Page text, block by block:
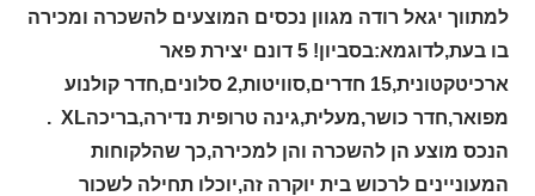
למתווך יגאל רודה מגוון נכסים המוצעים להשכרה ומכירה
בו בעת,לדוגמא:בסביון! 5 דונם
יצירת פאר
ארכיטקטונית,15 חדרים,סוויטות,2 סלונים,חדר קולנוע
מפואר,חדר כושר,מעלית,גינה טרופית נדירה,בריכהXL
.
הנכס מוצע הן להשכרה והן למכירה,כך שהלקוחות
המעוניינים לרכוש בית יוקרה זה,יוכלו תחילה לשכור